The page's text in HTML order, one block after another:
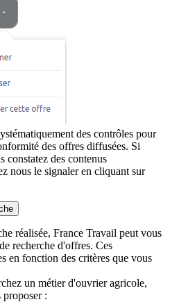
des contrôles pour
des offres diffusées. Si
constatez des contenus
nous le signaler en cliquant sur
réalisée, France Travail peut vous
recherche d'offres. Ces
en fonction des critères que vous
un métier d'ouvrier agricole,
: